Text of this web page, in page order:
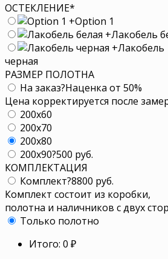
ОСТЕКЛЕНИЕ*
+Option 1
+Лакобель
+Лакобель
черная
РАЗМЕР ПОЛОТНА
На заказ?Наценка от 50%
Цена корректируется после
200x60
200x70
200x80
200x90?500 руб.
КОМПЛЕКТАЦИЯ
Комплект?8800 руб.
Комплект состоит из коробки,
полотна и наличников с двух
Только полотно
Итого: 0 ₽